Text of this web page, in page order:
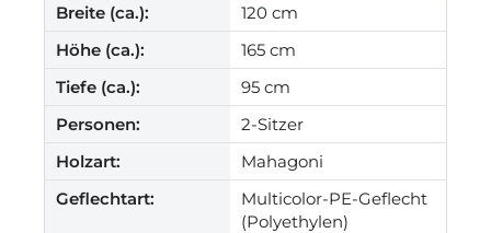
Breite (ca.):
120 cm
Höhe (ca.):
165 cm
Tiefe (ca.):
95 cm
Personen:
2-Sitzer
Holzart:
Mahagoni
Geflechtart:
Multicolor-PE-Geflecht
(Polyethylen)